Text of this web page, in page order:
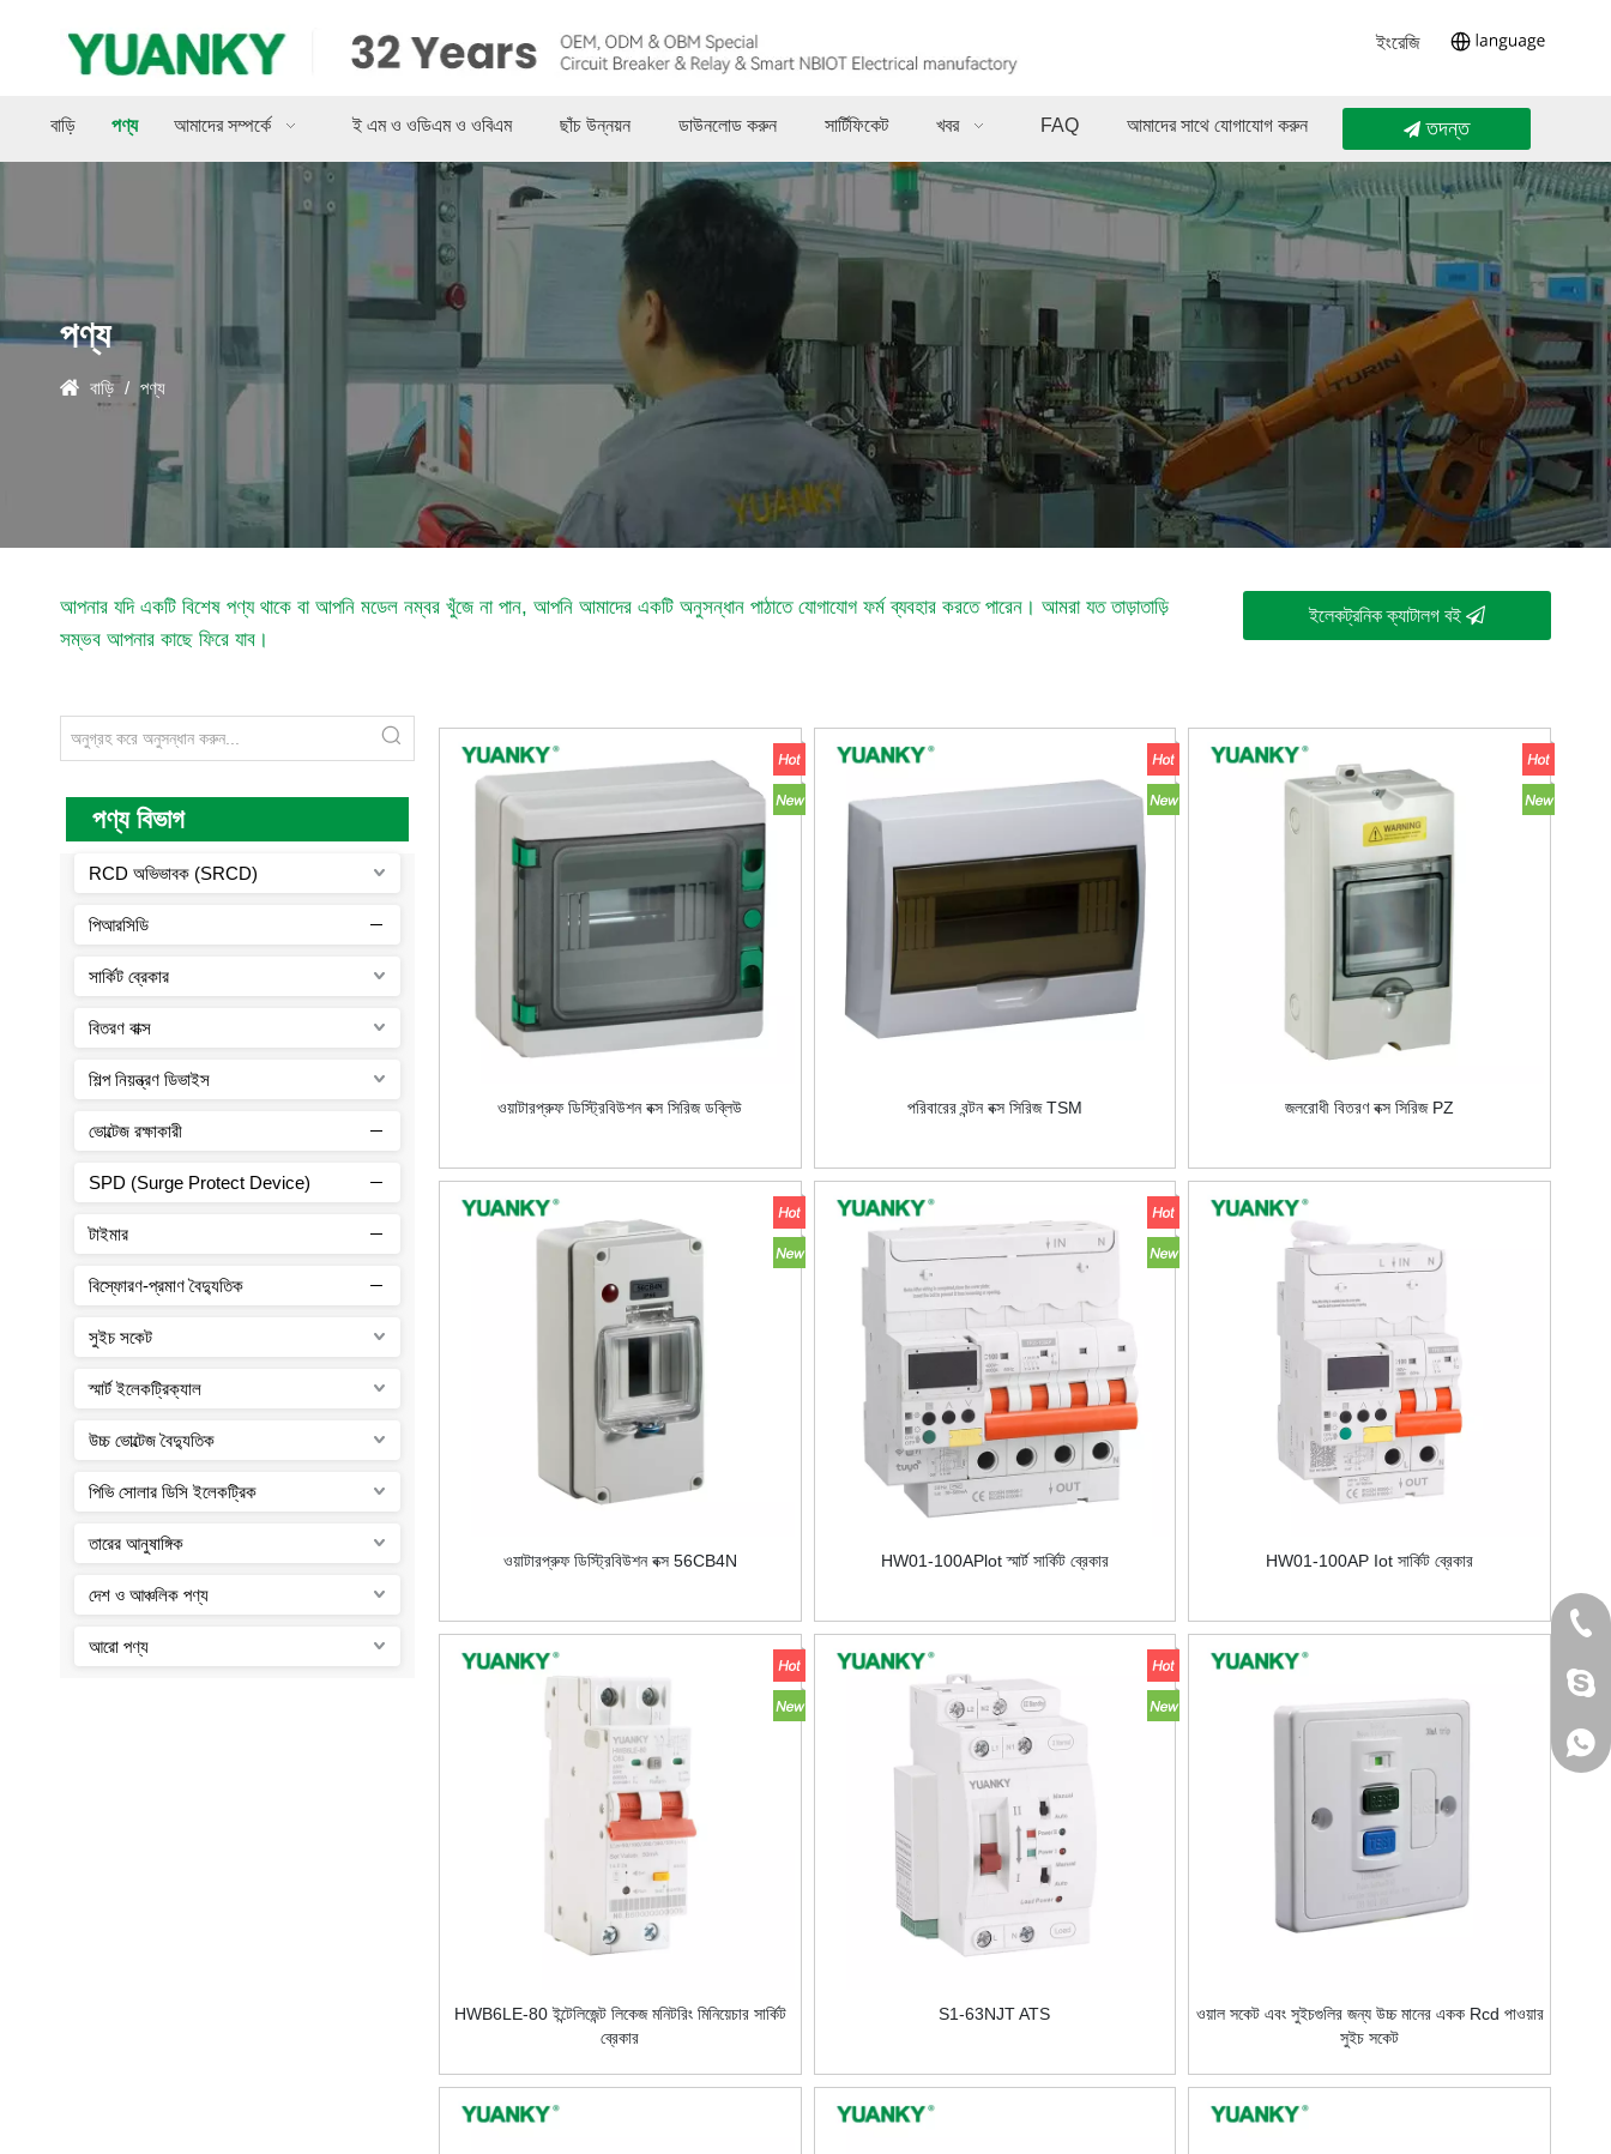
ইংরেজি
বাড়ি পণ্য আমাদের সম্পর্কে ই এম ও ওডিএম ও ওবিএম ছাঁচ উন্নয়ন ডাউনলোড করুন সার্টিফিকেট খবর FAQ আমাদের সাথে যোগাযোগ করুন তদন্ত
পণ্য
বাড়ি / পণ্য
আপনার যদি একটি বিশেষ পণ্য থাকে বা আপনি মডেল নম্বর খুঁজে না পান, আপনি আমাদের একটি অনুসন্ধান পাঠাতে যোগাযোগ ফর্ম ব্যবহার করতে পারেন। আমরা যত তাড়াতাড়ি
সম্ভব আপনার কাছে ফিরে যাব।
ইলেকট্রনিক ক্যাটালগ বই
পণ্য বিভাগ
RCD অভিভাবক (SRCD)
পিআরসিডি
সার্কিট ব্রেকার
বিতরণ বাক্স
শিল্প নিয়ন্ত্রণ ডিভাইস
ভোল্টেজ রক্ষাকারী
SPD (Surge Protect Device)
টাইমার
বিস্ফোরণ-প্রমাণ বৈদ্যুতিক
সুইচ সকেট
স্মার্ট ইলেকট্রিক্যাল
উচ্চ ভোল্টেজ বৈদ্যুতিক
পিভি সোলার ডিসি ইলেকট্রিক
তারের আনুষাঙ্গিক
দেশ ও আঞ্চলিক পণ্য
আরো পণ্য
ওয়াটারপ্রুফ ডিস্ট্রিবিউশন বক্স সিরিজ ডব্লিউ পরিবারের বন্টন বক্স সিরিজ TSM জলরোধী বিতরণ বক্স সিরিজ PZ
ওয়াটারপ্রুফ ডিস্ট্রিবিউশন বক্স 56CB4N HW01-100APlot স্মার্ট সার্কিট ব্রেকার HW01-100AP Iot সার্কিট ব্রেকার
HWB6LE-80 ইন্টেলিজেন্ট লিকেজ মনিটরিং মিনিয়েচার সার্কিট
ব্রেকার
S1-63NJT ATS
ওয়াল সকেট এবং সুইচগুলির জন্য উচ্চ মানের একক Rcd পাওয়ার
সুইচ সকেট
+86
+86